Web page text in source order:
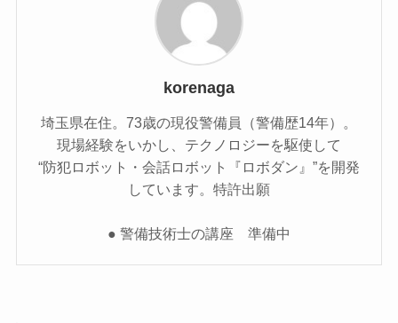
korenaga
埼玉県在住。73歳の現役警備員（警備歴14年）。
現場経験をいかし、テクノロジーを駆使して
“防犯ロボット・会話ロボット『ロボダン』”を開発
しています。特許出願
● 警備技術士の講座 準備中